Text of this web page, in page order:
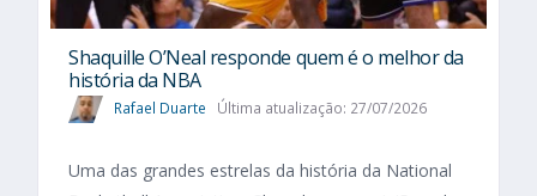
Shaquille O’Neal responde quem é o melhor da
história da NBA
Rafael Duarte Última atualização: 27/07/2026
Uma das grandes estrelas da história da National